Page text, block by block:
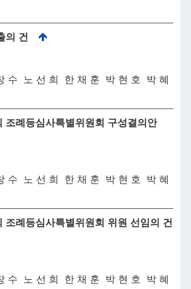
의 건
수 노 선 희 한 채 훈 박 현 호 박 혜
조례등심사특별위원회 구성결의안
수 노 선 희 한 채 훈 박 현 호 박 혜
조례등심사특별위원회 위원 선임의 건
수 노 선 희 한 채 훈 박 현 호 박 혜